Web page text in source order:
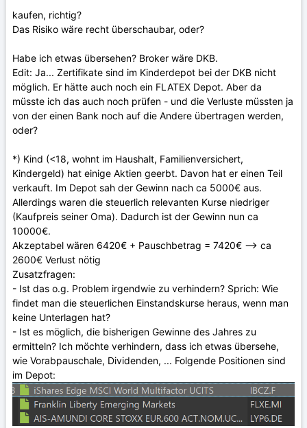
kaufen, richtig?
Das Risiko wäre recht überschaubar, oder?
Habe ich etwas übersehen? Broker wäre DKB.
Edit: Ja... Zertifikate sind im Kinderdepot bei der DKB nicht
möglich. Er hätte auch noch ein FLATEX Depot. Aber da
müsste ich das auch noch prüfen - und die Verluste müssten ja
von der einen Bank noch auf die Andere übertragen werden,
oder?
*) Kind (<18, wohnt im Haushalt, Familienversichert,
Kindergeld) hat einige Aktien geerbt. Davon hat er einen Teil
verkauft. Im Depot sah der Gewinn nach ca 5000€ aus.
Allerdings waren die steuerlich relevanten Kurse niedriger
(Kaufpreis seiner Oma). Dadurch ist der Gewinn nun ca
10000€.
Akzeptabel wären 6420€ + Pauschbetrag = 7420€ --> ca
2600€ Verlust nötig
Zusatzfragen:
- Ist das o.g. Problem irgendwie zu verhindern? Sprich: Wie
findet man die steuerlichen Einstandskurse heraus, wenn man
keine Unterlagen hat?
- Ist es möglich, die bisherigen Gewinne des Jahres zu
ermitteln? Ich möchte verhindern, dass ich etwas übersehe,
wie Vorabpauschale, Dividenden, ... Folgende Positionen sind
im Depot: